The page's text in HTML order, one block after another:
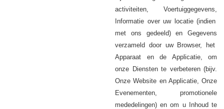
activiteiten, Voertuiggegevens,
Informatie over uw locatie (indien
met ons gedeeld) en Gegevens
verzameld door uw Browser, het
Apparaat en de Applicatie, om
onze Diensten te verbeteren (bijv.
Onze Website en Applicatie, Onze
Evenementen, promotionele
mededelingen) en om u Inhoud te